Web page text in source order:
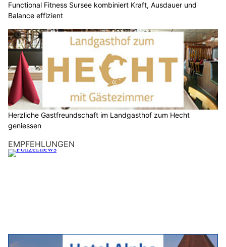
Functional Fitness Sursee kombiniert Kraft, Ausdauer und
Balance effizient
Herzliche Gastfreundschaft im Landgasthof zum Hecht
geniessen
EMPFEHLUNGEN